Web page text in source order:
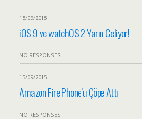
15/09/2015
iOS 9 ve watchOS 2 Yarın Geliyor!
NO RESPONSES
15/09/2015
Amazon Fire Phone’u Çöpe Attı
NO RESPONSES